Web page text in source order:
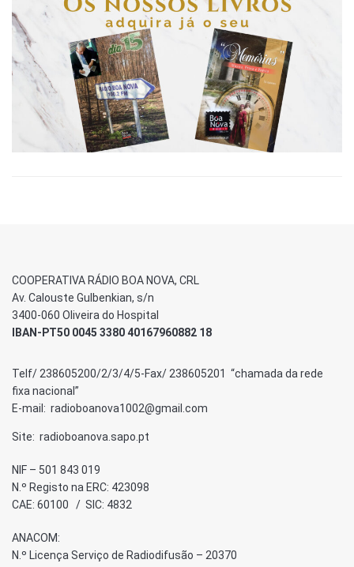
COOPERATIVA RÁDIO BOA NOVA, CRL
Av. Calouste Gulbenkian, s/n
3400-060 Oliveira do Hospital
IBAN-PT50 0045 3380 40167960882 18
Telf/ 238605200/2/3/4/5-Fax/ 238605201 “chamada da rede
fixa nacional”
E-mail: radioboanova1002@gmail.com
Site: radioboanova.sapo.pt
NIF – 501 843 019
N.º Registo na ERC: 423098
CAE: 60100 / SIC: 4832
ANACOM:
N.º Licença Serviço de Radiodifusão – 20370